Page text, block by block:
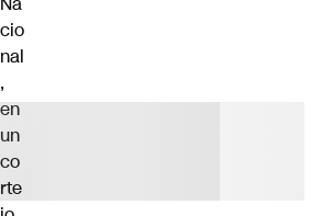
cio
nal
,
en
un
co
rte